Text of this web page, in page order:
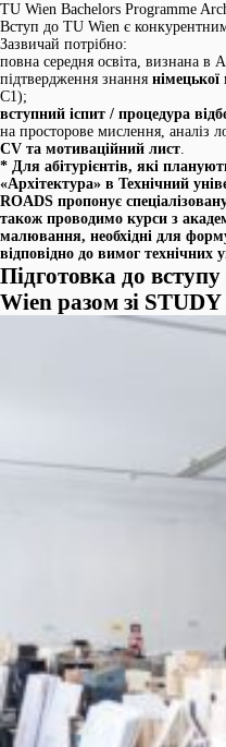
TU Wien Bachelors Programme
Вступ до TU Wien є
Зазвичай потрібно:
повна середня освіта, визнана в
підтвердження знання
C1);
вступний іспит / процедура
на просторове мислення, аналіз
CV та мотиваційний лист.
* Для абітурієнтів, які
«Архітектура» в Технічний
ROADS пропонує
також проводимо курси з
малювання, необхідні для
відповідно до вимог технічних
Підготовка до
Wien разом зі